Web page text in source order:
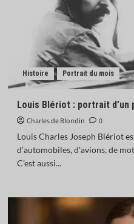
Histoire Portrait du mois
Louis Blériot : portrait d’un
Charles de Blondin
0
Louis Charles Joseph Blériot
d’automobiles, d’avions, de
C’est aussi...